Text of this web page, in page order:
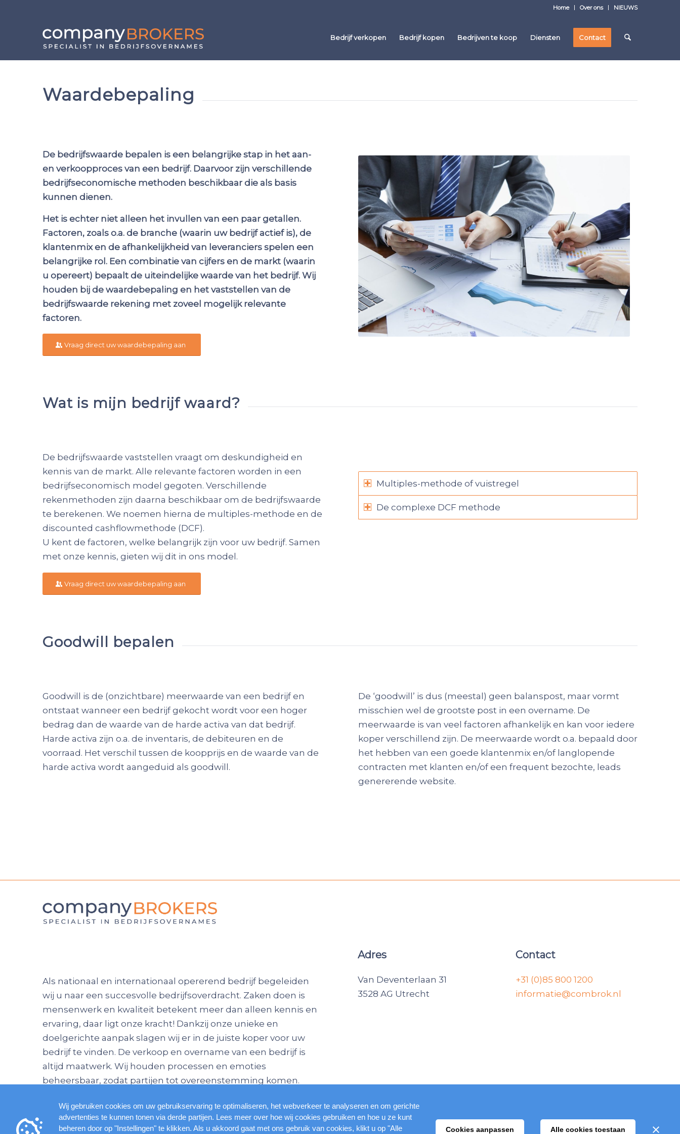
Home Over ons NIEUWS
Bedrijf verkopen Bedrijf kopen Bedrijven te koop Diensten Contact
Waardebepaling
De bedrijfswaarde bepalen is een belangrijke stap in het aan-
en verkoopproces van een bedrijf. Daarvoor zijn verschillende
bedrijfseconomische methoden beschikbaar die als basis
kunnen dienen.
Het is echter niet alleen het invullen van een paar getallen.
Factoren, zoals o.a. de branche (waarin uw bedrijf actief is), de
klantenmix en de afhankelijkheid van leveranciers spelen een
belangrijke rol. Een combinatie van cijfers en de markt (waarin
u opereert) bepaalt de uiteindelijke waarde van het bedrijf.Wij
houden bij de waardebepaling en het vaststellen van de
bedrijfswaarde rekening met zoveel mogelijk relevante
factoren.
Vraag direct uw waardebepaling aan
Wat is mijn bedrijf waard?
De bedrijfswaarde vaststellen vraagt om deskundigheid en
kennis van de markt. Alle relevante factoren worden in een
bedrijfseconomisch model gegoten. Verschillende
rekenmethoden zijn daarna beschikbaar om de bedrijfswaarde
te berekenen. We noemen hierna de multiples-methode en de
discounted cashflowmethode (DCF).
U kent de factoren, welke belangrijk zijn voor uw bedrijf. Samen
met onze kennis, gieten wij dit in ons model.
Vraag direct uw waardebepaling aan
Multiples-methode of vuistregel
De complexe DCF methode
Goodwill bepalen
Goodwill is de (onzichtbare) meerwaarde van een bedrijf en
ontstaat wanneer een bedrijf gekocht wordt voor een hoger
bedrag dan de waarde van de harde activa van dat bedrijf.
Harde activa zijn o.a. de inventaris, de debiteuren en de
voorraad. Het verschil tussen de koopprijs en de waarde van de
harde activa wordt aangeduid als goodwill.
De ‘goodwill’ is dus (meestal) geen balanspost, maar vormt
misschien wel de grootste post in een overname. De
meerwaarde is van veel factoren afhankelijk en kan voor iedere
koper verschillend zijn. De meerwaarde wordt o.a. bepaald door
het hebben van een goede klantenmix en/of langlopende
contracten met klanten en/of een frequent bezochte, leads
genererende website.
Als nationaal en internationaal opererend bedrijf begeleiden
wij u naar een succesvolle bedrijfsoverdracht. Zaken doen is
mensenwerk en kwaliteit betekent meer dan alleen kennis en
ervaring, daar ligt onze kracht! Dankzij onze unieke en
doelgerichte aanpak slagen wij er in de juiste koper voor uw
bedrijf te vinden. De verkoop en overname van een bedrijf is
altijd maatwerk. Wij houden processen en emoties
beheersbaar, zodat partijen tot overeenstemming komen.
Adres
Van Deventerlaan 31
3528 AG Utrecht
Contact
+31 (0)85 800 1200
informatie@combrok.nl
Wij gebruiken cookies om uw gebruikservaring te optimaliseren, het webverkeer te analyseren en om gerichte
advertenties te kunnen tonen via derde partijen. Lees meer over hoe wij cookies gebruiken en hoe u ze kunt
beheren door op "Instellingen" te klikken. Als u akkoord gaat met ons gebruik van cookies, klikt u op "Alle
Cookies aanpassen Alle cookies toestaan